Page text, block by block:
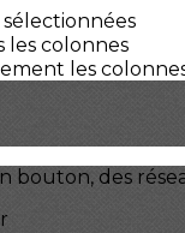
colonnes
les
bouton, des